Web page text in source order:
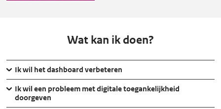
Wat kan ik doen?
Ik wil het dashboard verbeteren
Ik wil een probleem met digitale toegankelijkheid
doorgeven